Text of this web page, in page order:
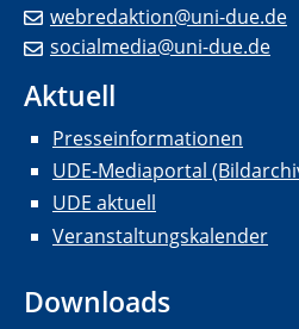
webredaktion@uni-due.de
socialmedia@uni-due.de
Aktuell
Presseinformationen
UDE-Mediaportal
UDE aktuell
Veranstaltungskalender
Downloads